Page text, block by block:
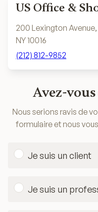
US Office &
200 Lexington
NY 10016
(212) 812-9852
Avez-
Nous serions ravis de
formulaire et nous
Je suis un client
Je suis un